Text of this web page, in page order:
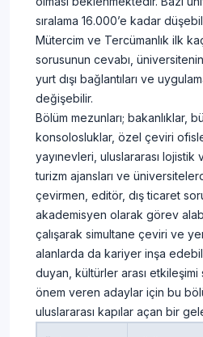
sıralama 16.000’e kadar
Mütercim ve Tercümanlık ilk
sorusunun cevabı, üniversitenin
yurt dışı bağlantıları ve
değişebilir.
Bölüm mezunları; bakanlıklar,
konsolosluklar, özel çeviri
yayınevleri, uluslararası lojistik
turizm ajansları ve
çevirmen, editör, dış ticaret
akademisyen olarak görev
çalışarak simultane çeviri ve
alanlarda da kariyer inşa
duyan, kültürler arası
önem veren adaylar için bu
uluslararası kapılar açan bir